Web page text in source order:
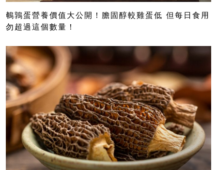
鵪鶉蛋營養價值大公開！膽固醇較雞蛋低 但每日食用
勿超過這個數量！